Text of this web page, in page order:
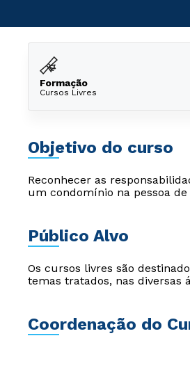
Formação
Cursos Livres
Objetivo do curso
Reconhecer as
um condomínio na pessoa
Público Alvo
Os cursos livres são
temas tratados, nas diversas
Coordenação do